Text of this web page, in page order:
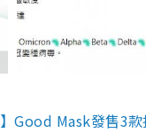
Good Mask發售3